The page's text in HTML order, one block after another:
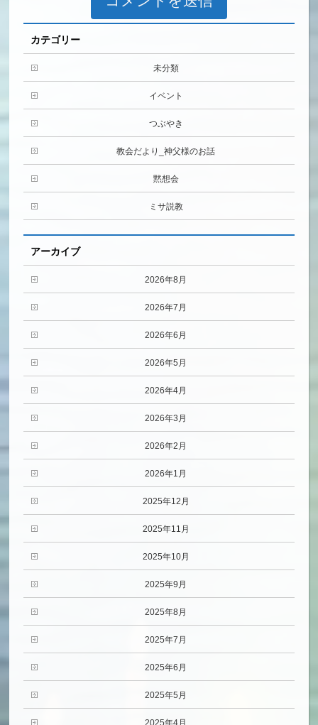
カテゴリー
未分類
イベント
つぶやき
教会だより_神父様のお話
黙想会
ミサ説教
アーカイブ
2026年8月
2026年7月
2026年6月
2026年5月
2026年4月
2026年3月
2026年2月
2026年1月
2025年12月
2025年11月
2025年10月
2025年9月
2025年8月
2025年7月
2025年6月
2025年5月
2025年4月